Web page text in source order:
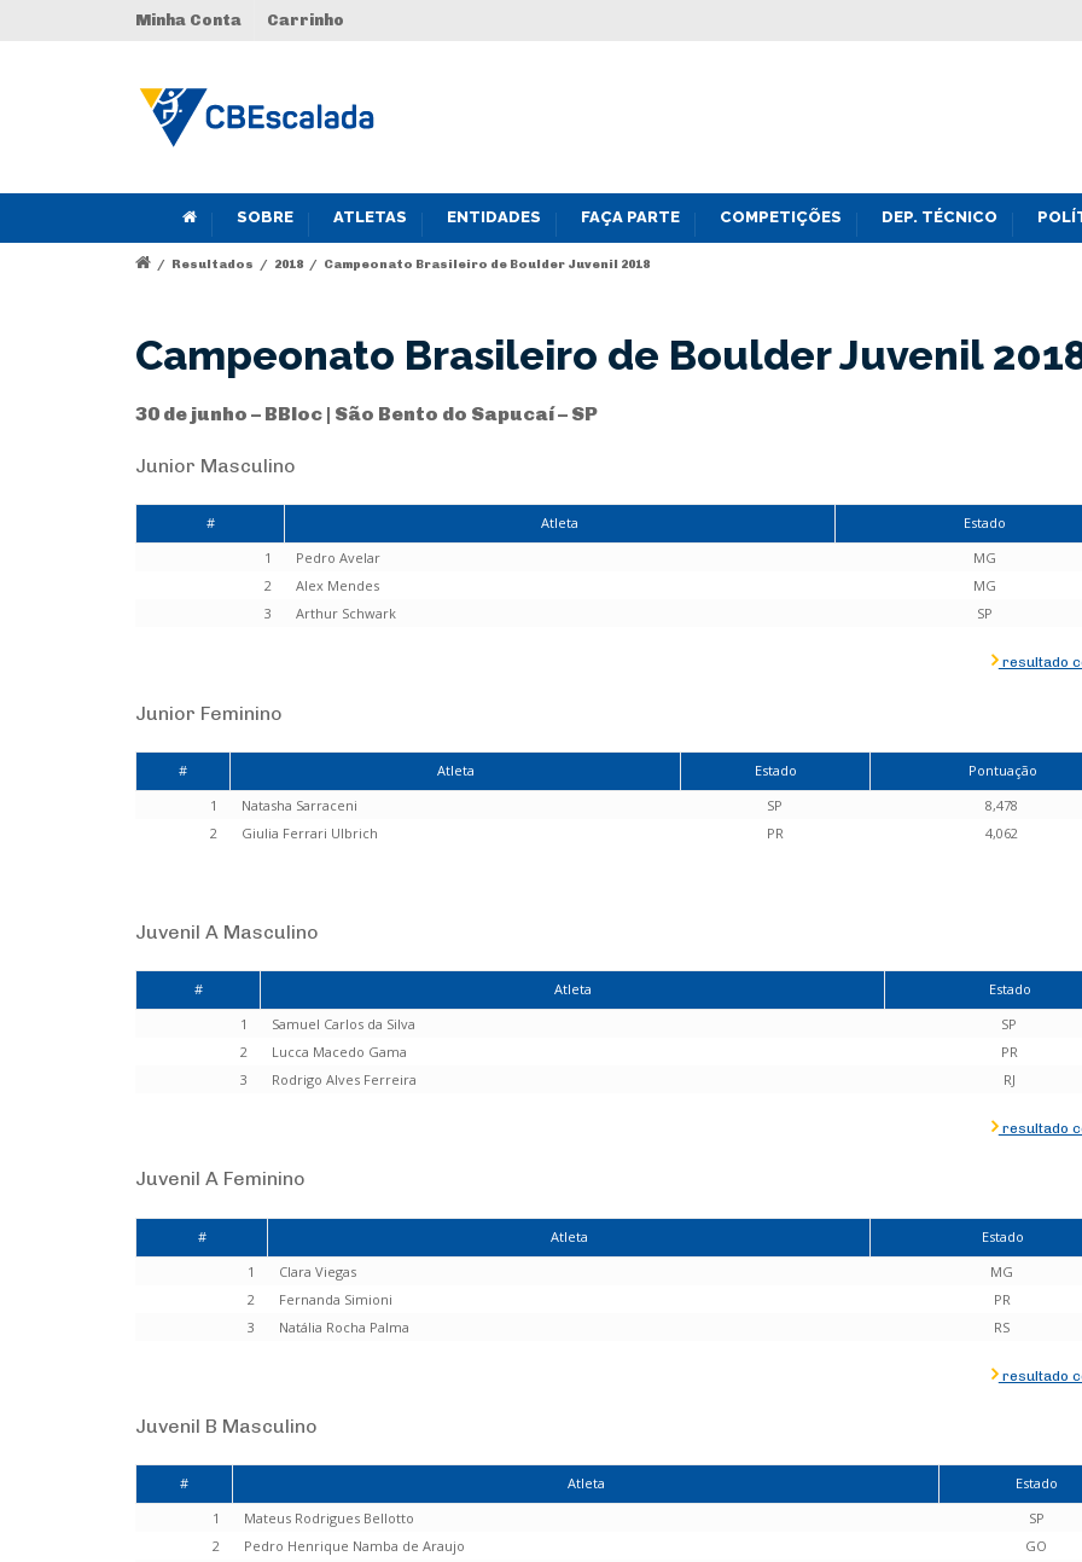
Minha Conta Carrinho
SOBRE ATLETAS ENTIDADES FAÇA PARTE COMPETIÇÕES DEP. TÉCNICO
/ Resultados / 2018 / Campeonato Brasileiro de Boulder Juvenil 2018
Campeonato Brasileiro de Boulder Juvenil
30 de junho – BBloc | São Bento do Sapucaí – SP
Junior Masculino
# Atleta
Estado
1
Pedro Avelar
MG
2
Alex Mendes
MG
3
Arthur Schwark SP
resultado
Junior Feminino
# Atleta Estado
Pontuação
1
Natasha Sarraceni SP
8,478
2
Giulia Ferrari Ulbrich PR 4,062
Juvenil A Masculino
# Atleta
Estado
1
Samuel Carlos da Silva
SP
2
Lucca Macedo Gama
PR
3
Rodrigo Alves Ferreira RJ
resultado
Juvenil A Feminino
# Atleta
Estado
1
Clara Viegas
MG
2
Fernanda Simioni
PR
3
Natália Rocha Palma RS
resultado
Juvenil B Masculino
# Atleta
Estado
1
Mateus Rodrigues Bellotto
SP
2
Pedro Henrique Namba de Araujo
GO